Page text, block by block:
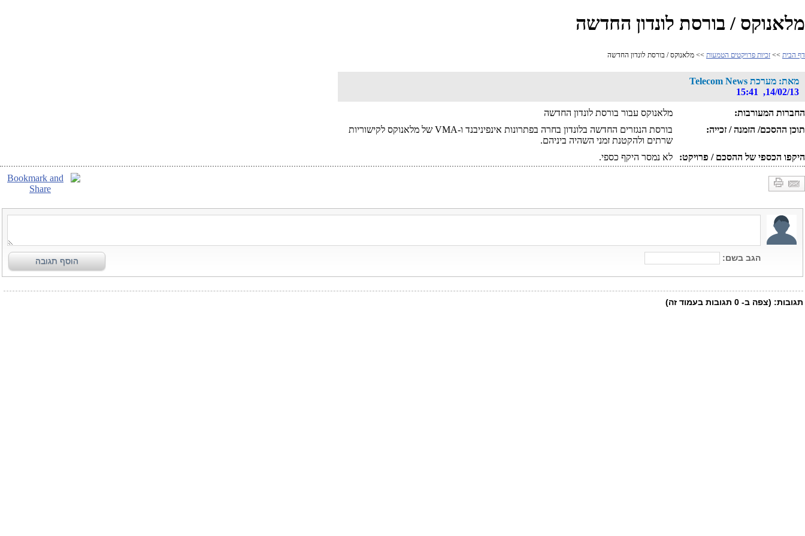
מלאנוקס / בורסת לונדון החדשה
דף הבית >> זכיות פרויקטים הטמעות >> מלאנוקס / בורסת לונדון החדשה
מאת: מערכת Telecom News
14/02/13, 15:41
החברות המעורבות:
מלאנוקס עבור בורסת לונדון החדשה
תוכן ההסכם/ הזמנה / זכייה:
בורסת הנגזרים החדשה בלונדון בחרה בפתרונות אינפיניבנד ו-VMA של מלאנוקס לקישוריות
שרתים ולהקטנת זמני השהיה ביניהם.
היקפו הכספי של ההסכם / פרויקט:
לא נמסר היקף כספי.